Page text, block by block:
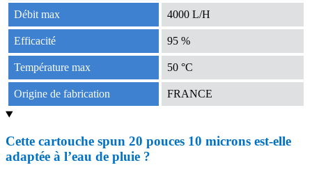
Débit max 4000 L/H
Efficacité 95 %
Température max 50 °C
Origine de fabrication FRANCE
Cette cartouche spun 20 pouces 10 microns est-elle
adaptée à l’eau de pluie ?